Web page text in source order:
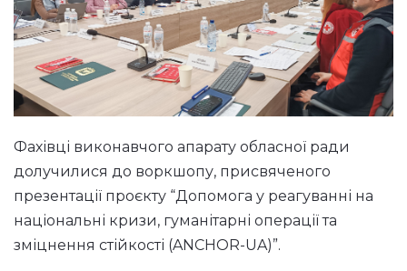
Фахівці виконавчого апарату обласної ради
долучилися до воркшопу, присвяченого
презентації проєкту “Допомога у реагуванні на
національні кризи, гуманітарні операції та
зміцнення стійкості (ANCHOR-UA)”.